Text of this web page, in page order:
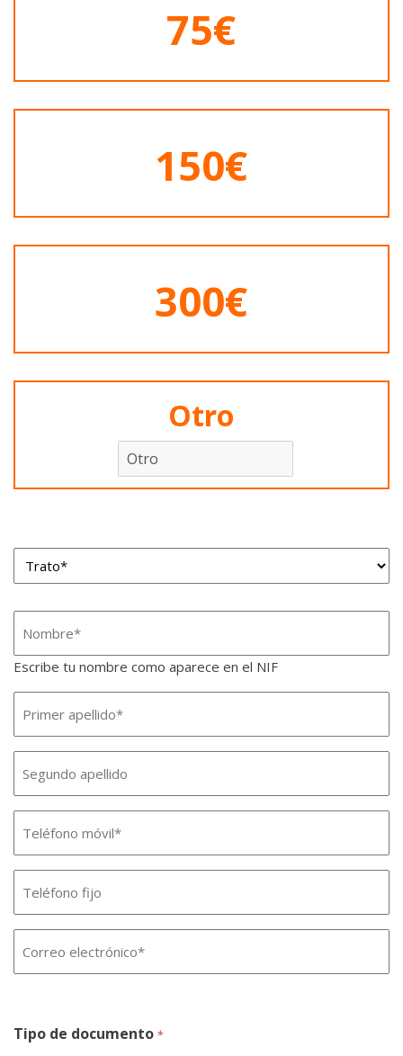
75€
150€
300€
Otro
Trato*
Nombre
*
Escribe tu nombre como aparece en el NIF
Nombre
*
Segundo
apellido
Teléfono
móvil
Teléfono
fijo
Email
*
Tipo de documento *